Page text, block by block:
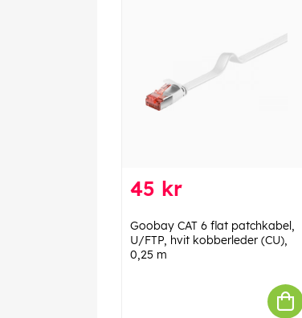
45 kr
Goobay CAT 6 flat patchkabel,
U/FTP, hvit kobberleder (CU),
0,25 m